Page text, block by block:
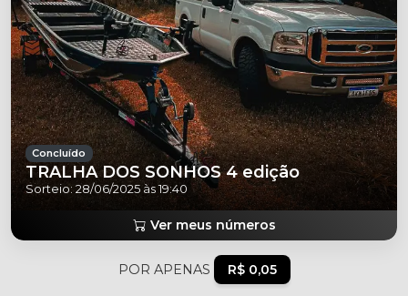
Concluído
TRALHA DOS SONHOS 4 edição
Sorteio: 28/06/2025 às 19:40
Ver meus números
POR APENAS R$ 0,05